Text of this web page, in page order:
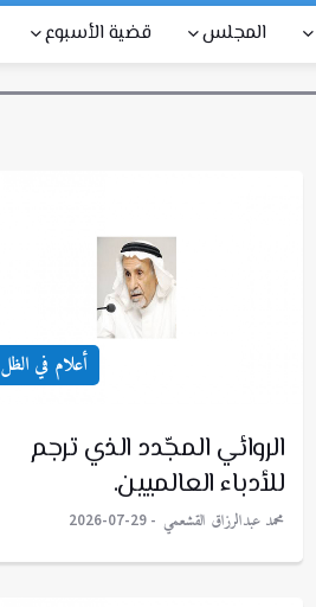
المجلس قضية الأسبوع
أعلام في الظل
الروائي المجّدد الذي ترجم
للأدباء العالميين.
محمد عبدالرزاق القشعمي 2026-07-29